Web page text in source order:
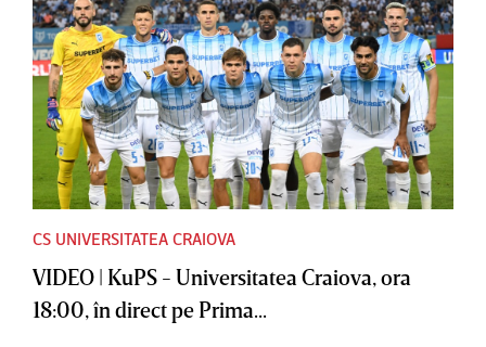
CS UNIVERSITATEA CRAIOVA
VIDEO | KuPS - Universitatea Craiova, ora
18:00, în direct pe Prima...